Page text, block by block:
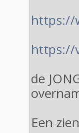
https://
https://
de
Een